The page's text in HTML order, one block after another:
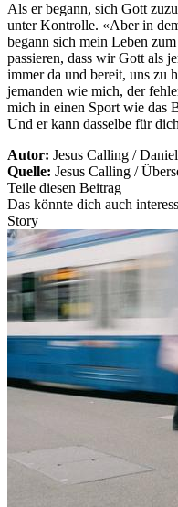
Als er begann, sich Gott
unter Kontrolle. «Aber in
begann sich mein Leben
passieren, dass wir Gott als
immer da und bereit, uns zu
jemanden wie mich, der
mich in einen Sport wie das
Und er kann dasselbe für
Autor: Jesus Calling /
Quelle: Jesus Calling /
Teile diesen Beitrag
Das könnte dich auch
Story